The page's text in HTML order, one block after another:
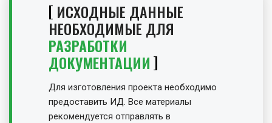
ИСХОДНЫЕ ДАННЫЕ
НЕОБХОДИМЫЕ ДЛЯ
РАЗРАБОТКИ
ДОКУМЕНТАЦИИ
Для изготовления проекта необходимо
предоставить ИД. Все материалы
рекомендуется отправлять в